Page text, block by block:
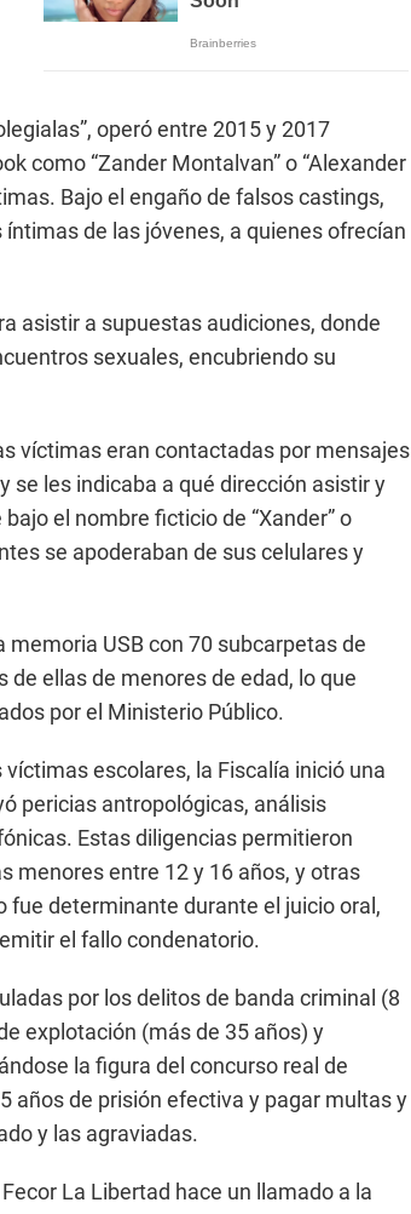
operó entre 2015 y 2017
como “Zander Montalvan” o “Alexander
Bajo el engaño de falsos castings,
de las jóvenes, a quienes ofrecían
asistir a supuestas audiciones, donde
sexuales, encubriendo su
víctimas eran contactadas por mensajes
se les indicaba a qué dirección asistir y
el nombre ficticio de “Xander” o
se apoderaban de sus celulares y
memoria USB con 70 subcarpetas de
ellas de menores de edad, lo que
por el Ministerio Público.
escolares, la Fiscalía inició una
pericias antropológicas, análisis
Estas diligencias permitieron
menores entre 12 y 16 años, y otras
fue determinante durante el juicio oral,
el fallo condenatorio.
por los delitos de banda criminal (8
explotación (más de 35 años) y
la figura del concurso real de
años de prisión efectiva y pagar multas y
y las agraviadas.
La Libertad hace un llamado a la